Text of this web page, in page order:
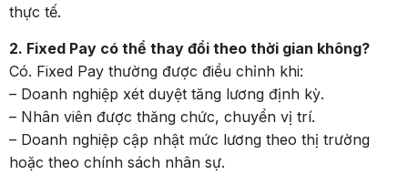
thực tế.
2. Fixed Pay có thể thay đổi theo thời gian không?
Có. Fixed Pay thường được điều chỉnh khi:
– Doanh nghiệp xét duyệt tăng lương định kỳ.
– Nhân viên được thăng chức, chuyển vị trí.
– Doanh nghiệp cập nhật mức lương theo thị trường
hoặc theo chính sách nhân sự.